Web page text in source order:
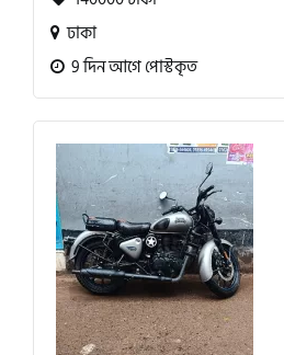
ঢাকা
9 দিন আগে পোস্টকৃত